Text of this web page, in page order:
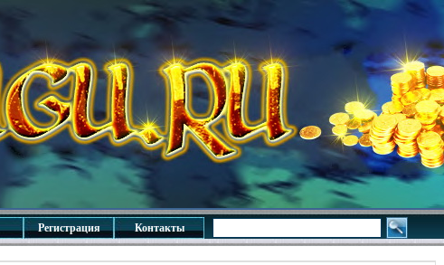
Регистрация Контакты